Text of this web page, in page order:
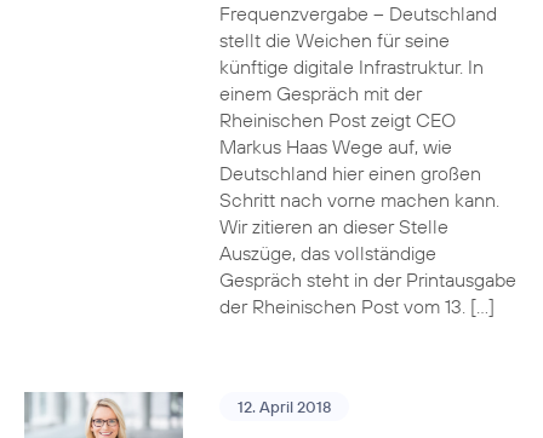
Frequenzvergabe – Deutschland
stellt die Weichen für seine
künftige digitale Infrastruktur. In
einem Gespräch mit der
Rheinischen Post zeigt CEO
Markus Haas Wege auf, wie
Deutschland hier einen großen
Schritt nach vorne machen kann.
Wir zitieren an dieser Stelle
Auszüge, das vollständige
Gespräch steht in der Printausgabe
der Rheinischen Post vom 13. […]
12. April 2018